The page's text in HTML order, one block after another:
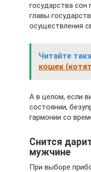
государства
главы
осуществления
Читайте
кошек
А в целом, если
состоянии,
гармонии со
Снится
мужчине
При выборе